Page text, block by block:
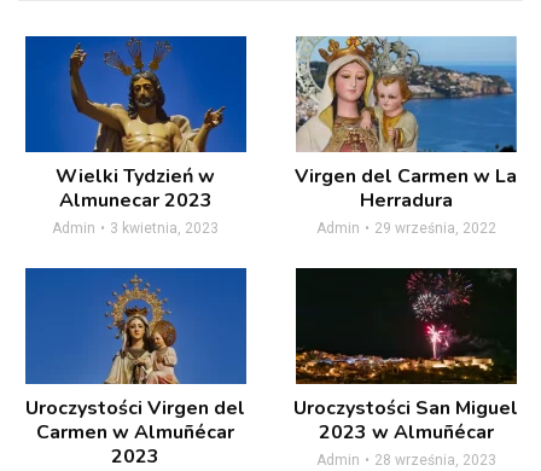
Wielki Tydzień w
Almunecar 2023
Admin 3 kwietnia, 2023
Virgen del Carmen w La
Herradura
Admin 29 września, 2022
Uroczystości Virgen del
Carmen w Almuñécar
2023
Uroczystości San Miguel
2023 w Almuñécar
Admin 28 września, 2023